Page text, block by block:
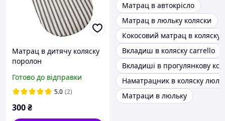
Матрац в дитячу коляску
поролон
Готово до відправки
5.0 (2)
300₴
Матрац в автокрісло
Матрац в люльку коляски
Кокосовий матрац в коляску
Вкладиш в коляску carrello
Вкладиші в прогулянкову
Наматрацник в коляску
Матраци в люльку